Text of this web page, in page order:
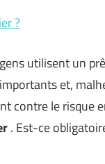
?
utilisent un
et,
contre le risque
. Est-ce